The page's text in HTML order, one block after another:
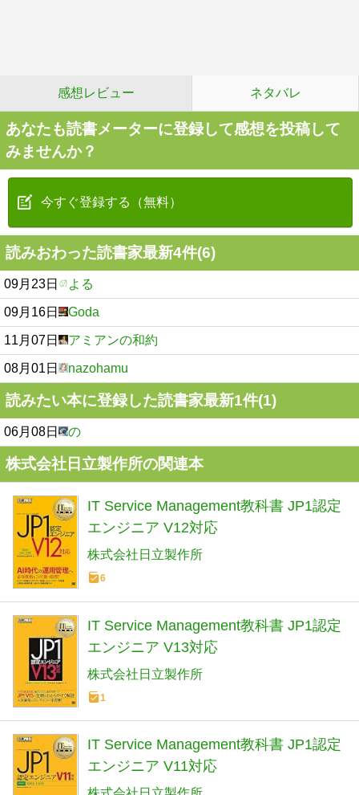
感想レビュー ネタバレ
あなたも読書メーターに登録して感想を投稿して
みませんか？
今すぐ登録する（無料）
読みおわった読書家最新4件(6)
09月23日 よる
09月16日 Goda
11月07日 アミアンの和約
08月01日 nazohamu
読みたい本に登録した読書家最新1件(1)
06月08日 の
株式会社日立製作所の関連本
IT Service Management教科書 JP1認定
エンジニア V12対応
株式会社日立製作所
6
IT Service Management教科書 JP1認定
エンジニア V13対応
株式会社日立製作所
1
IT Service Management教科書 JP1認定
エンジニア V11対応